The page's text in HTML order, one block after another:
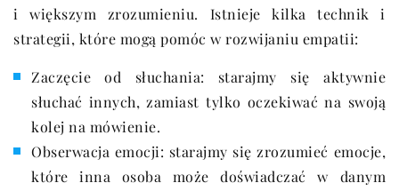
i większym zrozumieniu. Istnieje kilka technik i
strategii, które mogą pomóc w rozwijaniu empatii:
Zaczęcie od słuchania: starajmy się aktywnie
słuchać innych, zamiast tylko oczekiwać na swoją
kolej na mówienie.
Obserwacja emocji: starajmy się zrozumieć emocje,
które inna osoba może doświadczać w danym